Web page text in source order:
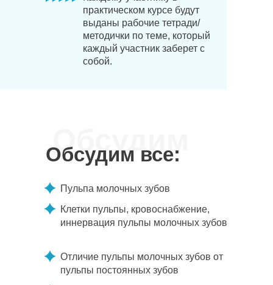
практическом курсе будут
выданы рабочие тетради/
методички по теме, который
каждый участник заберет с
собой.
Обсудим
Обсудим все:
Отличие пульпы молочных зубов от
пульпы постоянных зубов
Пульпа молочных зубов
Клетки пульпы, кровоснабжение,
иннервация пульпы молочных зубов